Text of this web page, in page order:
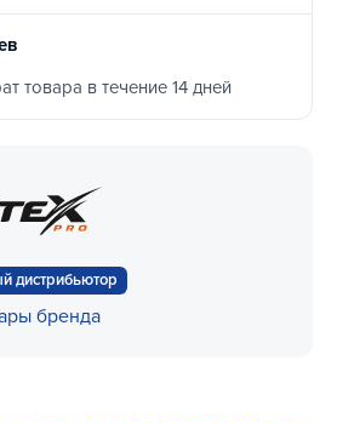
товара в течение 14 дней
дистрибьютор
бренда